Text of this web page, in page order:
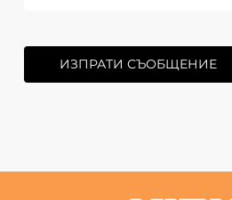
ИЗПРАТИ СЪОБЩЕНИЕ